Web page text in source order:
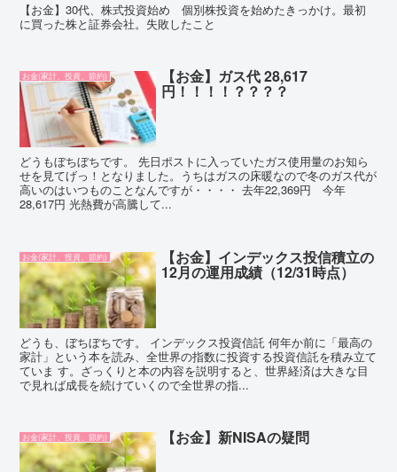
【お金】30代、株式投資始め 個別株投資を始めたきっかけ。最初
に買った株と証券会社。失敗したこと
お金(家計、投資、節約) 【お金】ガス代 28,617
円！！！！？？？？
どうもぼちぼちです。 先日ポストに入っていたガス使用量のお知ら
せを見てげっ！となりました。うちはガスの床暖なので冬のガス代が
高いのはいつものことなんですが・・・・ 去年22,369円 今年
28,617円 光熱費が高騰して...
お金(家計、投資、節約) 【お金】インデックス投信積立の
12月の運用成績（12/31時点）
どうも、ぼちぼちです。 インデックス投資信託 何年か前に「最高の
家計」という本を読み、全世界の指数に投資する投資信託を積み立て
ていま す。ざっくりと本の内容を説明すると、世界経済は大きな目
で見れば成長を続けていくので全世界の指...
お金(家計、投資、節約) 【お金】新NISAの疑問